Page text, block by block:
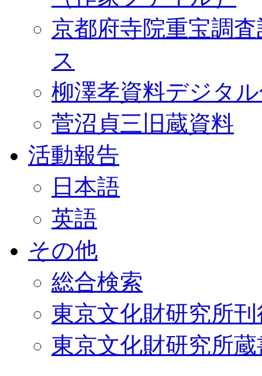
京都府寺院重宝調
ス
柳澤孝資料デジタ
菅沼貞三旧蔵資料
活動報告
日本語
英語
その他
総合検索
東京文化財研究所
東京文化財研究所